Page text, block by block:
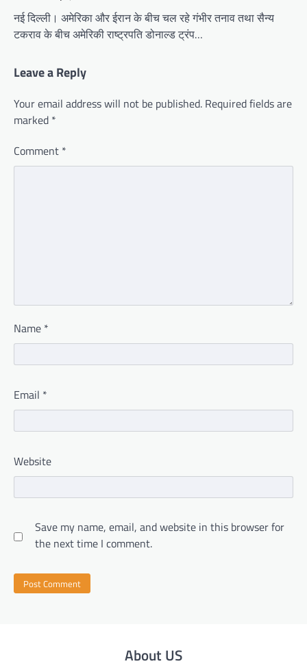
नई दिल्ली। अमेरिका और ईरान के बीच चल रहे गंभीर तनाव तथा सैन्य
टकराव के बीच अमेरिकी राष्ट्रपति डोनाल्ड ट्रंप…
Leave a Reply
Your email address will not be published. Required fields are
marked *
Comment *
Name *
Email *
Website
Save my name, email, and website in this browser for
the next time I comment.
About US